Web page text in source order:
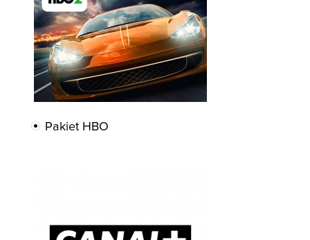
Pakiet HBO